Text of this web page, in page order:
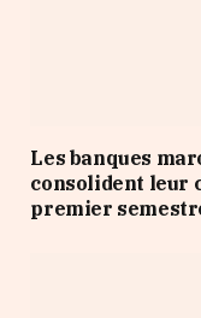
Les banques
consolident leur
premier